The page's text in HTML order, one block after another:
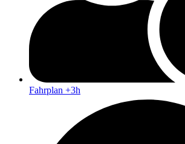
Fahrplan +3h